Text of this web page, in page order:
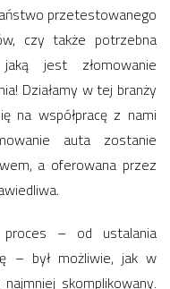
przetestowanego
czy także potrzebna
jest złomowanie
Działamy w tej branży
na współpracę z nami
auta zostanie
a oferowana przez
– od ustalania
– był możliwie, jak w
skomplikowany.